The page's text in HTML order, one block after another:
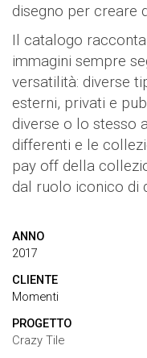
disegno per creare
Il catalogo
immagini sempre
versatilità: diverse
esterni, privati e
diverse o lo stesso
differenti e le
pay off della
dal ruolo iconico di
ANNO
2017
CLIENTE
Momenti
PROGETTO
Crazy Tile